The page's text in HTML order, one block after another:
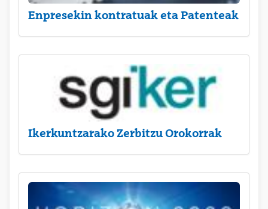
Enpresekin kontratuak eta Patenteak
Ikerkuntzarako Zerbitzu Orokorrak